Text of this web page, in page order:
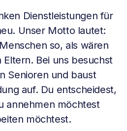
Dienstleistungen für
Unser Motto lautet:
so, als wären
Eltern. Bei uns besuchst
Senioren und baust
auf. Du entscheidest,
annehmen möchtest
möchtest.